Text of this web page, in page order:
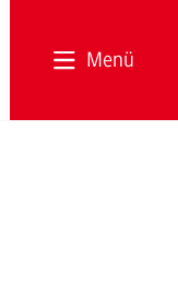
Menü